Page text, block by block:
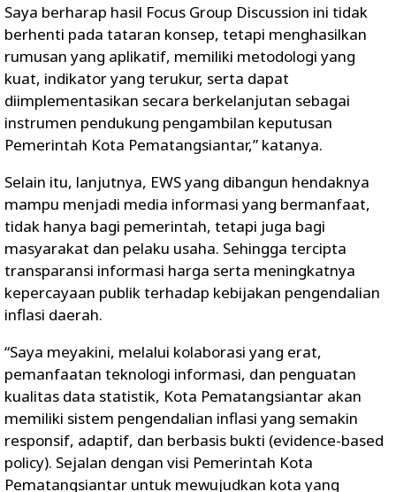
Saya berharap hasil Focus Group Discussion ini tidak
berhenti pada tataran konsep, tetapi menghasilkan
rumusan yang aplikatif, memiliki metodologi yang
kuat, indikator yang terukur, serta dapat
diimplementasikan secara berkelanjutan sebagai
instrumen pendukung pengambilan keputusan
Pemerintah Kota Pematangsiantar,” katanya.
Selain itu, lanjutnya, EWS yang dibangun hendaknya
mampu menjadi media informasi yang bermanfaat,
tidak hanya bagi pemerintah, tetapi juga bagi
masyarakat dan pelaku usaha. Sehingga tercipta
transparansi informasi harga serta meningkatnya
kepercayaan publik terhadap kebijakan pengendalian
inflasi daerah.
“Saya meyakini, melalui kolaborasi yang erat,
pemanfaatan teknologi informasi, dan penguatan
kualitas data statistik, Kota Pematangsiantar akan
memiliki sistem pengendalian inflasi yang semakin
responsif, adaptif, dan berbasis bukti (evidence-based
policy). Sejalan dengan visi Pemerintah Kota
Pematangsiantar untuk mewujudkan kota yang